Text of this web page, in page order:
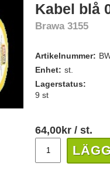
Kabel blå
Brawa 3155
Artikelnummer:
Enhet: st.
Lagerstatus:
9 st
64,00kr / st.